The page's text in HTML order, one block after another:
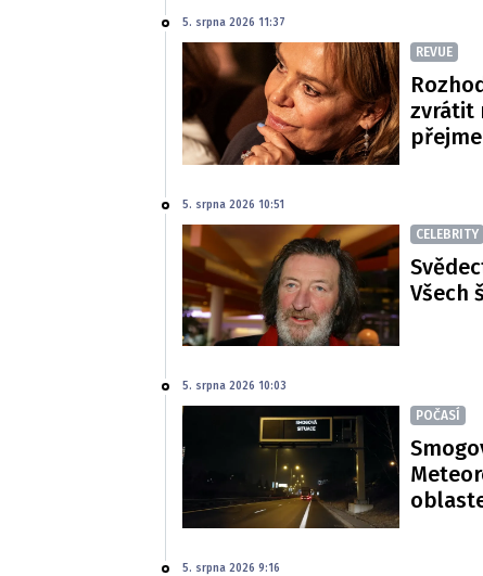
5. srpna 2026 11:37
REVUE
zvrátit
5. srpna 2026 10:51
CELEBRITY
Všech
5. srpna 2026 10:03
POČASÍ
5. srpna 2026 9:16